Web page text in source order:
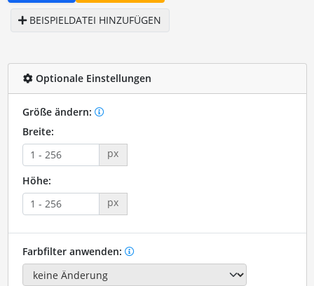
BEISPIELDATEI HINZUFÜGEN
Optionale Einstellungen
Größe ändern:
Breite:
px
Höhe:
px
Farbfilter anwenden: